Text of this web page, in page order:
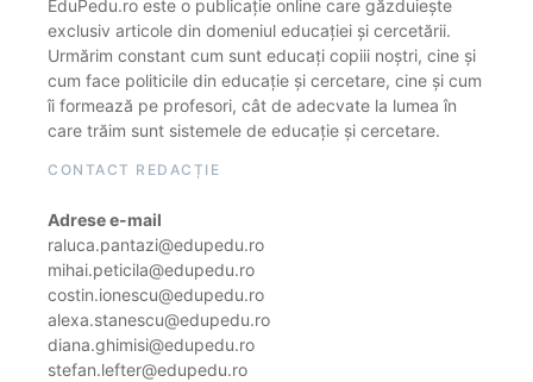
EduPedu.ro este o publicație online care găzduiește
exclusiv articole din domeniul educației și cercetării.
Urmărim constant cum sunt educați copiii noștri, cine și
cum face politicile din educație și cercetare, cine și cum
îi formează pe profesori, cât de adecvate la lumea în
care trăim sunt sistemele de educație și cercetare.
CONTACT REDACȚIE
Adrese e-mail
raluca.pantazi@edupedu.ro
mihai.peticila@edupedu.ro
costin.ionescu@edupedu.ro
alexa.stanescu@edupedu.ro
diana.ghimisi@edupedu.ro
stefan.lefter@edupedu.ro